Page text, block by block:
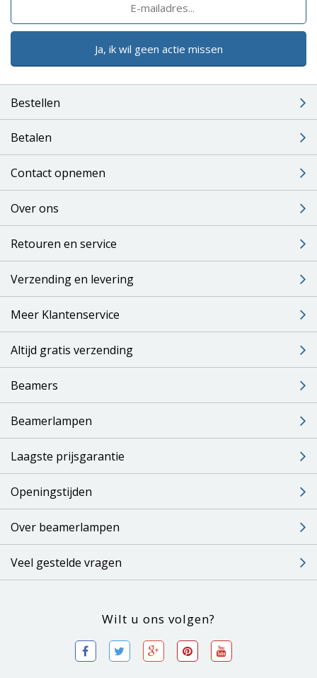
Ja, ik wil geen actie missen
Bestellen
Betalen
Contact opnemen
Over ons
Retouren en service
Verzending en levering
Meer Klantenservice
Altijd gratis verzending
Beamers
Beamerlampen
Laagste prijsgarantie
Openingstijden
Over beamerlampen
Veel gestelde vragen
Wilt u ons volgen?